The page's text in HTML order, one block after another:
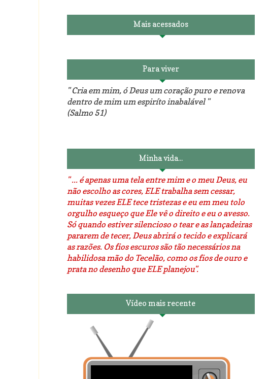
Mais acessados
Para viver
" Cria em mim, ó Deus um coração puro e renova
dentro de mim um espiríto inabalável "
(Salmo 51)
Minha vida...
" ... é apenas uma tela entre mim e o meu Deus, eu
não escolho as cores, ELE trabalha sem cessar,
muitas vezes ELE tece tristezas e eu em meu tolo
orgulho esqueço que Ele vê o direito e eu o avesso.
Só quando estiver silencioso o tear e as lançadeiras
pararem de tecer, Deus abrirá o tecido e explicará
as razões. Os fios escuros são tão necessários na
habilidosa mão do Tecelão, como os fios de ouro e
prata no desenho que ELE planejou".
Vídeo mais recente